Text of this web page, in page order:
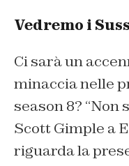
Vedremo i
Ci sarà un
minaccia nelle
season 8? “Non
Scott Gimple a
riguarda la